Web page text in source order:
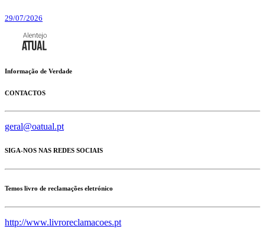
29/07/2026
Informação de Verdade
CONTACTOS
geral@oatual.pt
SIGA-NOS NAS REDES SOCIAIS
Temos livro de reclamações eletrónico
http://www.livroreclamacoes.pt